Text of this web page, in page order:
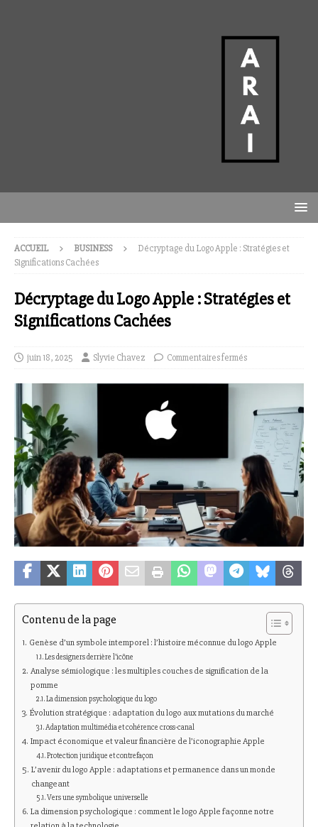
ACCUEIL BUSINESS
Décryptage du Logo Apple : Stratégies et
Significations Cachées
Décryptage du Logo Apple : Stratégies et
Significations Cachées
juin 18, 2025 Slyvie Chavez Commentaires fermés
Contenu de la page
Genèse d’un symbole intemporel : l’histoire méconnue du logo Apple
Les designers derrière l’icône
Analyse sémiologique : les multiples couches de signification de la
pomme
La dimension psychologique du logo
Évolution stratégique : adaptation du logo aux mutations du marché
Adaptation multimédia et cohérence cross-canal
Impact économique et valeur financière de l’iconographie Apple
Protection juridique et contrefaçon
L’avenir du logo Apple : adaptations et permanence dans un monde
changeant
Vers une symbolique universelle
La dimension psychologique : comment le logo Apple façonne notre